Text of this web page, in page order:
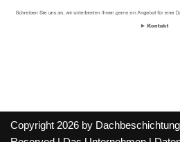
Copyright 2026 by